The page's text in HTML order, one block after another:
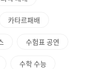
카타르패배
수험표 공연
수학 수능